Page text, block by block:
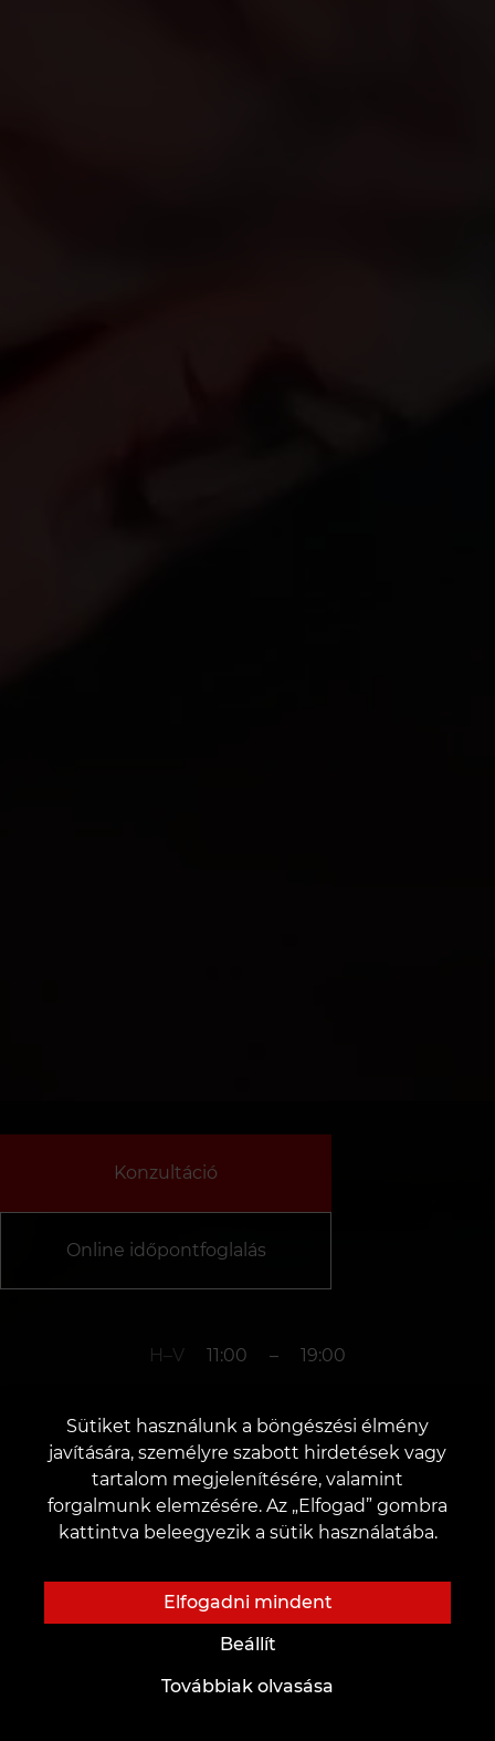
v. Győr
Konzultáció
Online időpontfoglalás
H–V 11:00 – 19:00
+3619990519
Sütiket használunk a böngészési élmény
javítására, személyre szabott hirdetések vagy
tartalom megjelenítésére, valamint
forgalmunk elemzésére. Az „Elfogad” gombra
kattintva beleegyezik a sütik használatába.
Elfogadni mindent
Beállít
Továbbiak olvasása